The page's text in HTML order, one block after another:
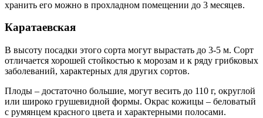
хранить его можно в прохладном помещении до 3 месяцев.
Каратаевская
В высоту посадки этого сорта могут вырастать до 3-5 м. Сорт
отличается хорошей стойкостью к морозам и к ряду грибковых
заболеваний, характерных для других сортов.
Плоды – достаточно большие, могут весить до 110 г, округлой
или широко грушевидной формы. Окрас кожицы – беловатый
с румянцем красного цвета и характерными полосами.